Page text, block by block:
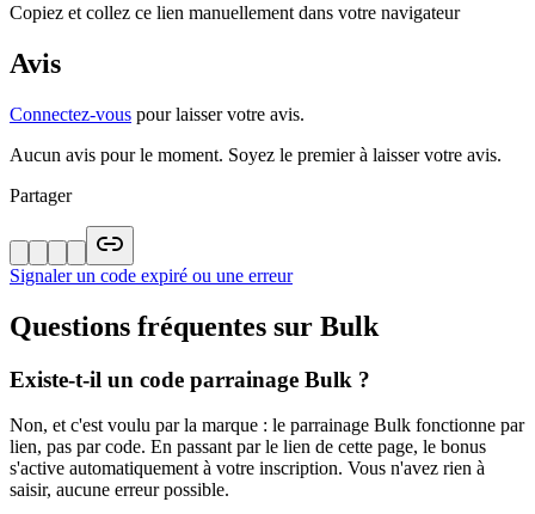
Copiez et collez ce lien manuellement dans votre navigateur
Avis
Connectez-vous pour laisser votre avis.
Aucun avis pour le moment. Soyez le premier à laisser votre avis.
Partager
Signaler un code expiré ou une erreur
Questions fréquentes sur Bulk
Existe-t-il un code parrainage Bulk ?
Non, et c'est voulu par la marque : le parrainage Bulk fonctionne par
lien, pas par code. En passant par le lien de cette page, le bonus
s'active automatiquement à votre inscription. Vous n'avez rien à
saisir, aucune erreur possible.